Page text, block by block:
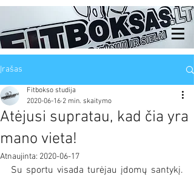
Įrašas
Atėjusi supratau, kad čia yra
mano vieta!
Fitbokso studija
2020-06-16 2 min. skaitymo
Atnaujinta: 2020-06-17
Su sportu visada turėjau įdomų santykį.